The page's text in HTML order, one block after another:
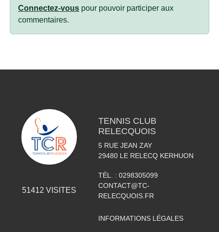
Connectez-vous pour pouvoir participer aux
commentaires.
51412 VISITES
TENNIS CLUB
RELECQUOIS
5 RUE JEAN ZAY
29480 LE RELECQ KERHUON
TÉL. : 0298305099
CONTACT@TC-
RELECQUOIS.FR
INFORMATIONS LÉGALES